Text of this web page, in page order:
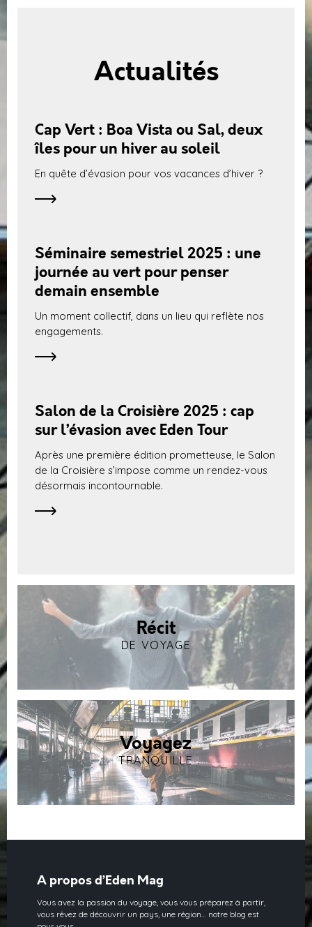
Actualités
Cap Vert : Boa Vista ou Sal, deux
îles pour un hiver au soleil
En quête d’évasion pour vos vacances d’hiver ?
Séminaire semestriel 2025 : une
journée au vert pour penser
demain ensemble
Un moment collectif, dans un lieu qui reflète nos
engagements.
Salon de la Croisière 2025 : cap
sur l’évasion avec Eden Tour
Après une première édition prometteuse, le Salon
de la Croisière s’impose comme un rendez-vous
désormais incontournable.
Récit
DE VOYAGE
Voyagez
TRANQUILLE
A propos d’Eden Mag
Vous avez la passion du voyage, vous vous préparez à partir,
vous rêvez de découvrir un pays, une région… notre blog est